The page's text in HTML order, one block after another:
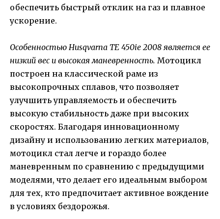
обеспечить быстрый отклик на газ и плавное
ускорение.
Особенностью Husqvarna TE 450ie 2008 является ее
низкий вес и высокая маневренность. Мотоцикл
построен на классической раме из
высокопрочных сплавов, что позволяет
улучшить управляемость и обеспечить
высокую стабильность даже при высоких
скоростях. Благодаря инновационному
дизайну и использованию легких материалов,
мотоцикл стал легче и гораздо более
маневренным по сравнению с предыдущими
моделями, что делает его идеальным выбором
для тех, кто предпочитает активное вождение
в условиях бездорожья.